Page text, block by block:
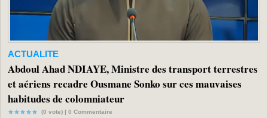
ACTUALITE
Abdoul Ahad NDIAYE, Ministre des transport terrestres
et aériens recadre Ousmane Sonko sur ces mauvaises
habitudes de colomniateur
(0 vote) | 0 Commentaire